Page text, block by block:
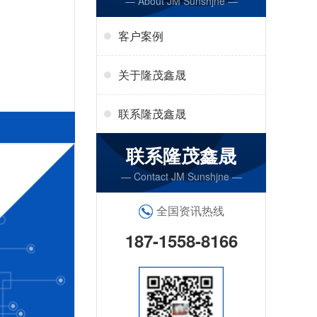
客户案例
关于隆茂鑫晟
联系隆茂鑫晟
联系隆茂鑫晟
— Contact JM Sunshjne —
全国资讯热线
187-1558-8166